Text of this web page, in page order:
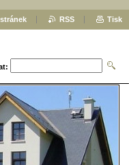
RSS Tisk